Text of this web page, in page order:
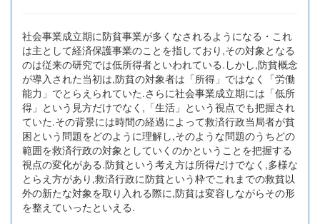
社会事業成立期に防貧事業が多くなされるようになる・これ
は主として経済保護事業のことを指しており,その対象となる
のは従来の研究では低所得者といわれている.しかし,防貧概念
が導入された当初は,防貧の対象者は「所得」ではなく「労働
能力」でとらえられていた.さらに社会事業成立期には「低所
得」という見方だけでなく,「生活」という視点でも把握され
ていた.その背景には時間の経過によって救済行政当局者が貧
困という問題をどのように理解し,そのような問題のうちどの
範囲を救済行政の対象としていくのかということを把握する
視点の変化がある.防貧という考え方は所得だけでなく,多様な
とらえ方があり,救済行政に防貧という枠でこれまでの救貧以
外の新たな対象を取り入れる際に,防貧は変容しながらその形
を整えていったといえる.